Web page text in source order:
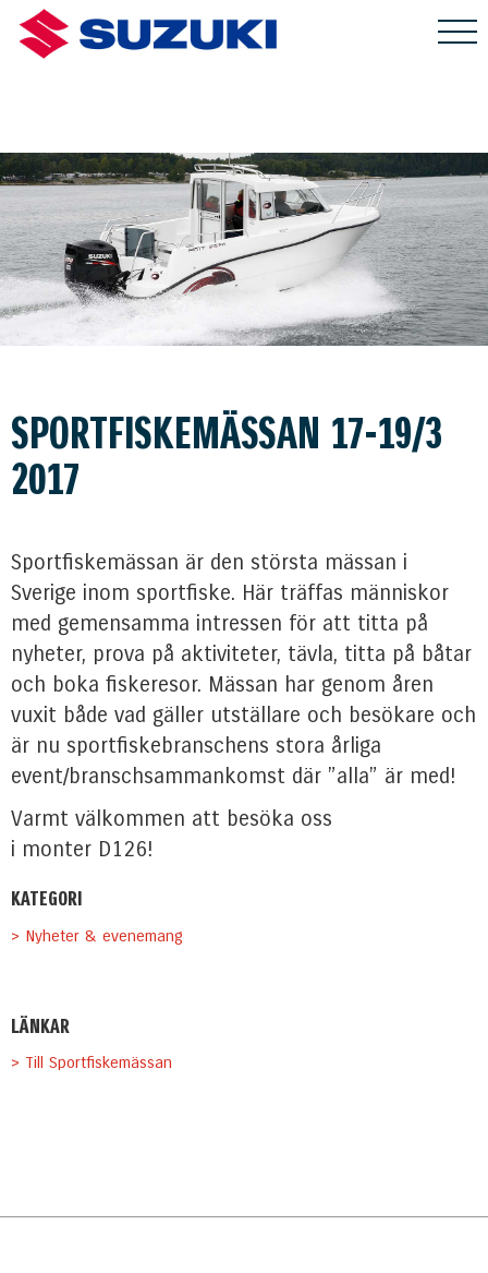
SPORTFISKEMÄSSAN 17-19/3
2017
Sportfiskemässan är den största mässan i
Sverige inom sportfiske. Här träffas människor
med gemensamma intressen för att titta på
nyheter, prova på aktiviteter, tävla, titta på båtar
och boka fiskeresor. Mässan har genom åren
vuxit både vad gäller utställare och besökare och
är nu sportfiskebranschens stora årliga
event/branschsammankomst där ”alla” är med!
Varmt välkommen att besöka oss
i monter D126!
KATEGORI
> Nyheter & evenemang
LÄNKAR
> Till Sportfiskemässan